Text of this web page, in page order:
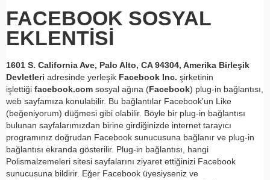
FACEBOOK SOSYAL
EKLENTİSİ
1601 S. California Ave, Palo Alto, CA 94304, Amerika Birleşik
Devletleri adresinde yerleşik Facebook Inc. şirketinin
işlettiği facebook.com sosyal ağına (Facebook) plug-in bağlantısı,
web sayfamıza konulabilir. Bu bağlantılar Facebook'un Like
(beğeniyorum) düğmesi gibi olabilir. Böyle bir plug-in bağlantısı
bulunan sayfalarımızdan birine girdiğinizde internet tarayıcı
programınız doğrudan Facebook sunucusuna bağlanır ve plug-in
bağlantısı ekranda gösterilir. Plug-in bağlantısı, hangi
Polismalzemeleri sitesi sayfalarını ziyaret ettiğinizi Facebook
sunucusuna bildirir. Eğer Facebook üyesiyseniz ve